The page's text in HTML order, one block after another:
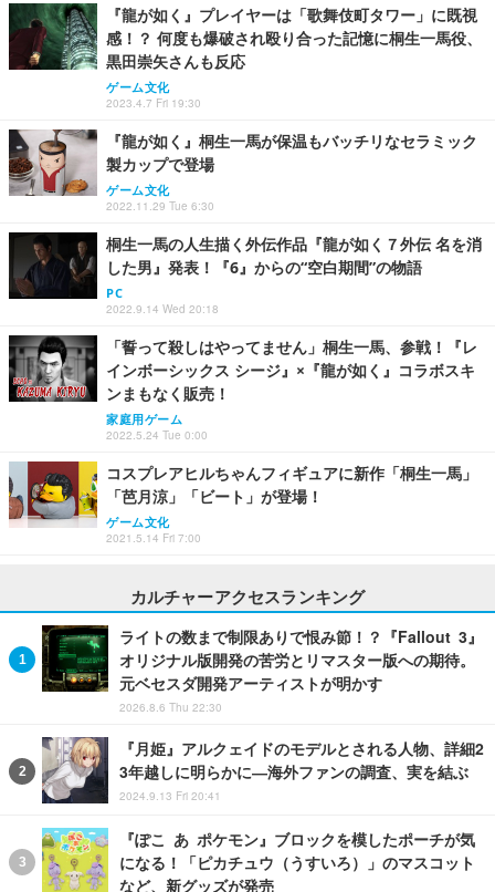
『龍が如く』プレイヤーは「歌舞伎町タワー」に既視
感！？ 何度も爆破され殴り合った記憶に桐生一馬役、
黒田崇矢さんも反応
ゲーム文化
2023.4.7 Fri 19:30
『龍が如く』桐生一馬が保温もバッチリなセラミック
製カップで登場
ゲーム文化
2022.11.29 Tue 6:30
桐生一馬の人生描く外伝作品『龍が如く７外伝 名を消
した男』発表！『6』からの“空白期間”の物語
PC
2022.9.14 Wed 20:18
「誓って殺しはやってません」桐生一馬、参戦！『レ
インボーシックス シージ』×『龍が如く』コラボスキ
ンまもなく販売！
家庭用ゲーム
2022.5.24 Tue 0:00
コスプレアヒルちゃんフィギュアに新作「桐生一馬」
「芭月涼」「ビート」が登場！
ゲーム文化
2021.5.14 Fri 7:00
カルチャーアクセスランキング
ライトの数まで制限ありで恨み節！？『Fallout 3』
オリジナル版開発の苦労とリマスター版への期待。
元ベセスダ開発アーティストが明かす
2026.8.6 Thu 22:30
『月姫』アルクェイドのモデルとされる人物、詳細2
3年越しに明らかに―海外ファンの調査、実を結ぶ
2024.9.13 Fri 20:41
『ぽこ あ ポケモン』ブロックを模したポーチが気
になる！「ピカチュウ（うすいろ）」のマスコット
など、新グッズが発売